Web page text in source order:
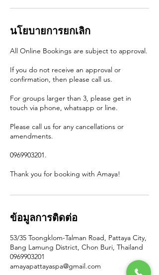
นโยบายการยกเลิก
All Online Bookings are subject to approval.
If you do not receive an approval or
confirmation, then please call us.
For groups larger than 3, please get in
touch via phone, whatsapp or line.
Please call us for any cancellations or
amendments.
0969903201.
Thank you for booking with Amaya!
ข้อมูลการติดต่อ
53/35 Toongklom-Talman Road, Pattaya City,
Bang Lamung District, Chon Buri, Thailand
0969903201
amayapattayaspa@gmail.com